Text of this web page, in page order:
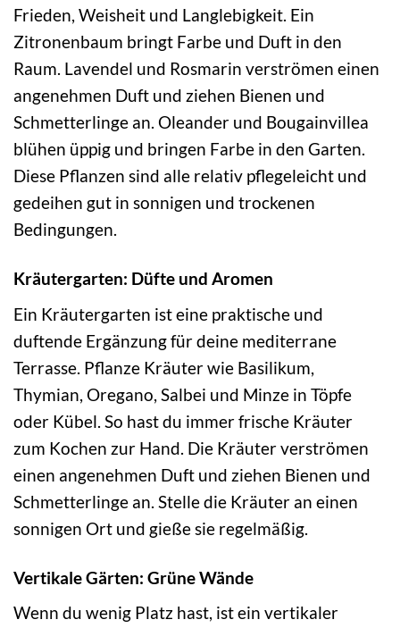
Frieden, Weisheit und Langlebigkeit. Ein
Zitronenbaum bringt Farbe und Duft in den
Raum. Lavendel und Rosmarin verströmen einen
angenehmen Duft und ziehen Bienen und
Schmetterlinge an. Oleander und Bougainvillea
blühen üppig und bringen Farbe in den Garten.
Diese Pflanzen sind alle relativ pflegeleicht und
gedeihen gut in sonnigen und trockenen
Bedingungen.
Kräutergarten: Düfte und Aromen
Ein Kräutergarten ist eine praktische und
duftende Ergänzung für deine mediterrane
Terrasse. Pflanze Kräuter wie Basilikum,
Thymian, Oregano, Salbei und Minze in Töpfe
oder Kübel. So hast du immer frische Kräuter
zum Kochen zur Hand. Die Kräuter verströmen
einen angenehmen Duft und ziehen Bienen und
Schmetterlinge an. Stelle die Kräuter an einen
sonnigen Ort und gieße sie regelmäßig.
Vertikale Gärten: Grüne Wände
Wenn du wenig Platz hast, ist ein vertikaler